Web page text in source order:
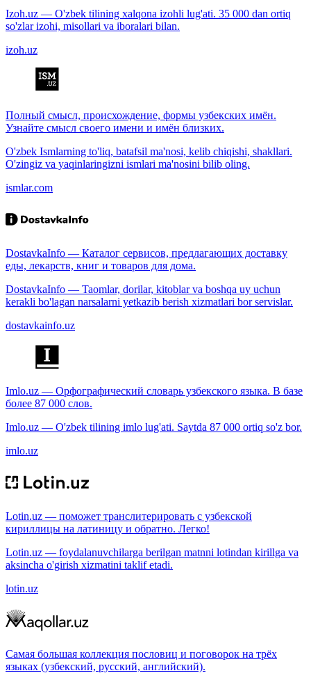
Izoh.uz — O'zbek tilining xalqona izohli lug'ati. 35 000 dan ortiq
so'zlar izohi, misollari va iboralari bilan.
izoh.uz
Полный смысл, происхождение, формы узбекских имён.
Узнайте смысл своего имени и имён близких.
O'zbek Ismlarning to'liq, batafsil ma'nosi, kelib chiqishi, shakllari.
O'zingiz va yaqinlaringizni ismlari ma'nosini bilib oling.
ismlar.com
DostavkaInfo — Каталог сервисов, предлагающих доставку
еды, лекарств, книг и товаров для дома.
DostavkaInfo — Taomlar, dorilar, kitoblar va boshqa uy uchun
kerakli bo'lagan narsalarni yetkazib berish xizmatlari bor servislar.
dostavkainfo.uz
Imlo.uz — Орфографический словарь узбекского языка. В базе
более 87 000 слов.
Imlo.uz — O'zbek tilining imlo lug'ati. Saytda 87 000 ortiq so'z bor.
imlo.uz
Lotin.uz — поможет транслитерировать с узбекской
кириллицы на латиницу и обратно. Легко!
Lotin.uz — foydalanuvchilarga berilgan matnni lotindan kirillga va
aksincha o'girish xizmatini taklif etadi.
lotin.uz
Самая большая коллекция пословиц и поговорок на трёх
языках (узбекский, русский, английский).